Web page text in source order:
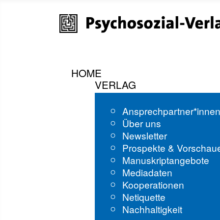
HOME
VERLAG
Über uns
Newsletter
Prospekte &
Manuskriptangebote
Mediadaten
Kooperationen
Netiquette
Nachhaltigkeit